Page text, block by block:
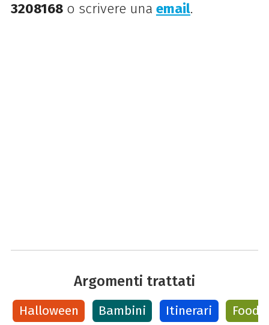
3208168o scrivere una email.
Argomenti trattati
Halloween Bambini Itinerari Food